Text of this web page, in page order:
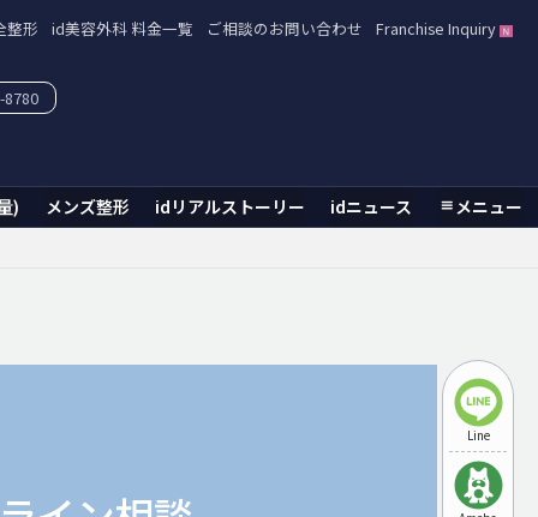
整形 id美容外科 料金一覧 ご相談のお問い合わせ Franchise Inquiry
) メンズ整形 idリアルストーリー idニュース メニュー
8780
Line